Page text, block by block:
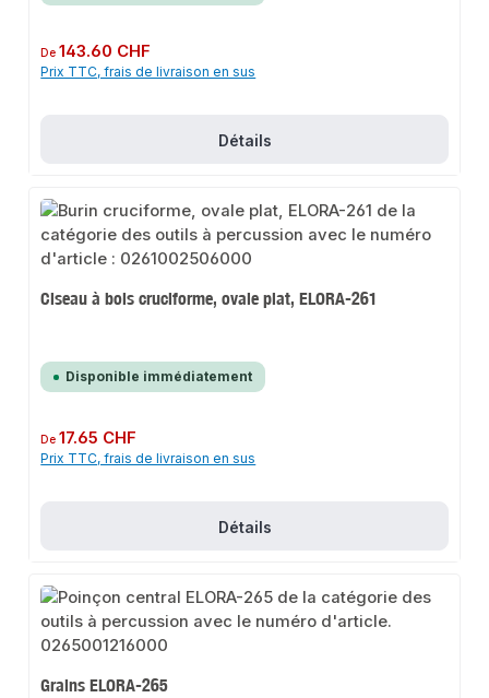
Prix régulier :
De143.60 CHF
Prix TTC, frais de livraison en sus
Détails
Ciseau à bois cruciforme, ovale plat, ELORA-261
Disponible immédiatement
Prix régulier :
De17.65 CHF
Prix TTC, frais de livraison en sus
Détails
Grains ELORA-265